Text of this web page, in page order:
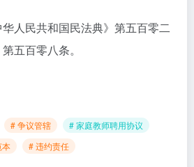
民共和国民法典》第五百零二
五百零八条。
# 争议管辖
# 家庭教师聘用协议
本 # 违约责任